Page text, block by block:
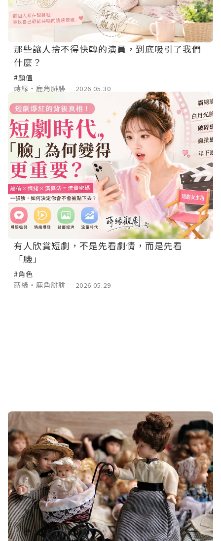
那些讓人捨不得快轉的演員，到底吸引了我們
什麼？
#顏值
蒔緣‧鹿角腓腓
2026.05.30
有人欣賞短劇，不是先看劇情，而是先看
「臉」
#角色
蒔緣‧鹿角腓腓
2026.05.29